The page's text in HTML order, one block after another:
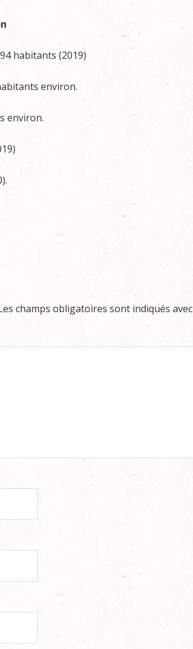
habitants (2019)
environ.
environ.
champs obligatoires sont indiqués avec